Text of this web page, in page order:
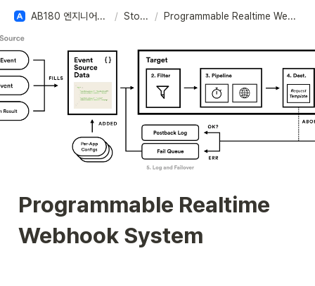
AB180 엔지니어링 베이스 / Stories / Programmable Realtime Webhook System
Programmable Realtime
Webhook System